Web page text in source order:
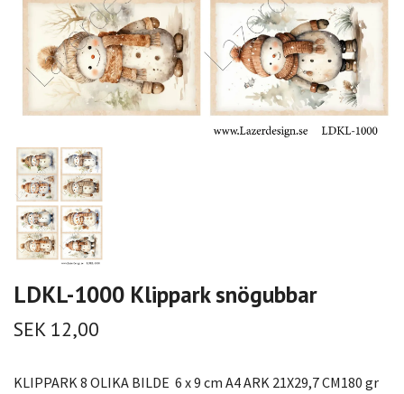
LDKL-1000 Klippark snögubbar
SEK 12,00
KLIPPARK 8 OLIKA BILDE 6 x 9 cm A4 ARK 21X29,7 CM180 gr